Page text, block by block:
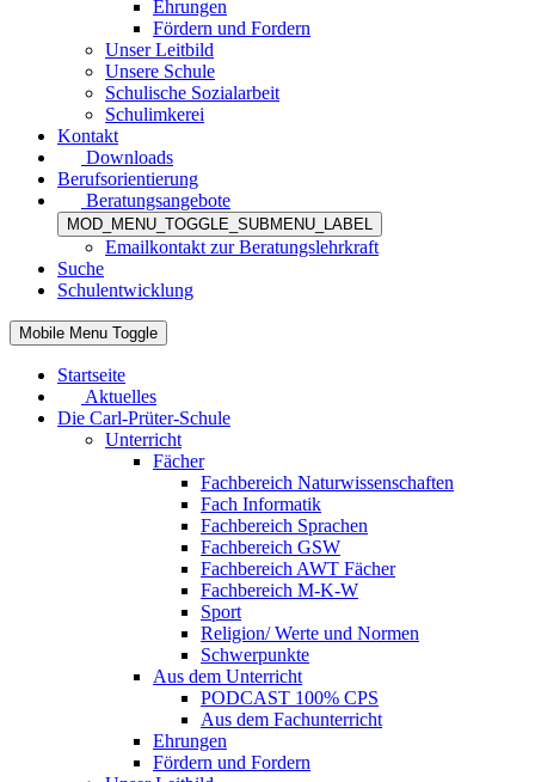
Ehrungen
Fördern und Fordern
Unser Leitbild
Unsere Schule
Schulische Sozialarbeit
Schulimkerei
Kontakt
Downloads
Berufsorientierung
Beratungsangebote
MOD_MENU_TOGGLE_SUBMENU_LABEL
Emailkontakt zur Beratungslehrkraft
Suche
Schulentwicklung
Mobile Menu Toggle
Startseite
Aktuelles
Die Carl-Prüter-Schule
Unterricht
Fächer
Fachbereich Naturwissenschaften
Fach Informatik
Fachbereich Sprachen
Fachbereich GSW
Fachbereich AWT Fächer
Fachbereich M-K-W
Sport
Religion/ Werte und Normen
Schwerpunkte
Aus dem Unterricht
PODCAST 100% CPS
Aus dem Fachunterricht
Ehrungen
Fördern und Fordern